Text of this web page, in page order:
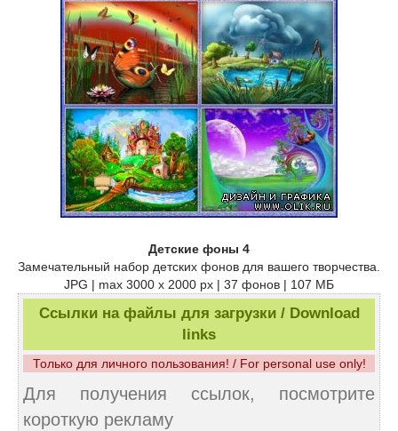
Детские фоны 4
Замечательный набор детских фонов для вашего творчества.
JPG | max 3000 x 2000 px | 37 фонов | 107 МБ
Ссылки на файлы для загрузки / Download
links
Только для личного пользования! / For personal use only!
Для получения ссылок, посмотрите
короткую рекламу